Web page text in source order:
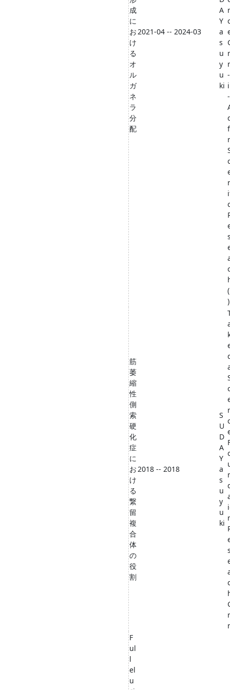
成
に
お
け
る
オ
ル
ガ
ネ
ラ
分
配
2021-04 -- 2024-03
A
Y
a
s
u
y
u
ki
-
-
r
)
筋
萎
縮
性
側
索
硬
化
症
に
お
け
る
繋
留
複
合
体
の
役
割
2018 -- 2018
S
U
D
A
Y
a
s
u
y
u
ki
F
ul
l
el
u